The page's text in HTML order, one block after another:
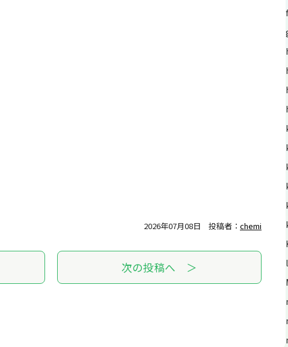
2026年07月08日 投稿者： chemi
次の投稿へ ＞